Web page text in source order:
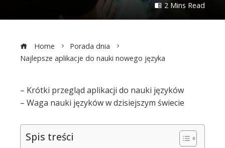
2 Mins Read
Home
Porada dnia
Najlepsze aplikacje do nauki nowego języka
– Krótki przegląd aplikacji do nauki języków
– Waga nauki języków w dzisiejszym świecie
Spis treści